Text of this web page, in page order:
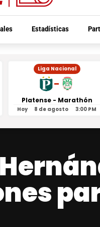
Estadísticas
Liga Nacional
-
Platense - Marathón
Hoy 8 de agosto 3:00 PM